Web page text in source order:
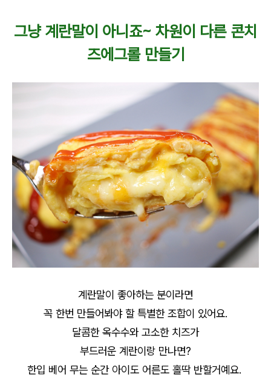
그냥 계란말이 아니죠~ 차원이 다른 콘치
즈에그롤 만들기
계란말이 좋아하는 분이라면
꼭 한번 만들어봐야 할 특별한 조합이 있어요.
달콤한 옥수수와 고소한 치즈가
부드러운 계란이랑 만나면?
한입 베어 무는 순간 아이도 어른도 홀딱 반할거예요.